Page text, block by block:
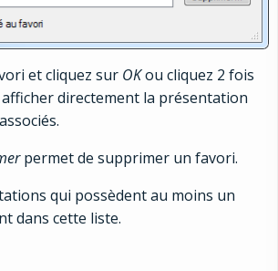
et cliquez sur OKou cliquez 2 fois
directement la présentation
permet de supprimer un favori.
qui possèdent au moins un
dans cette liste.